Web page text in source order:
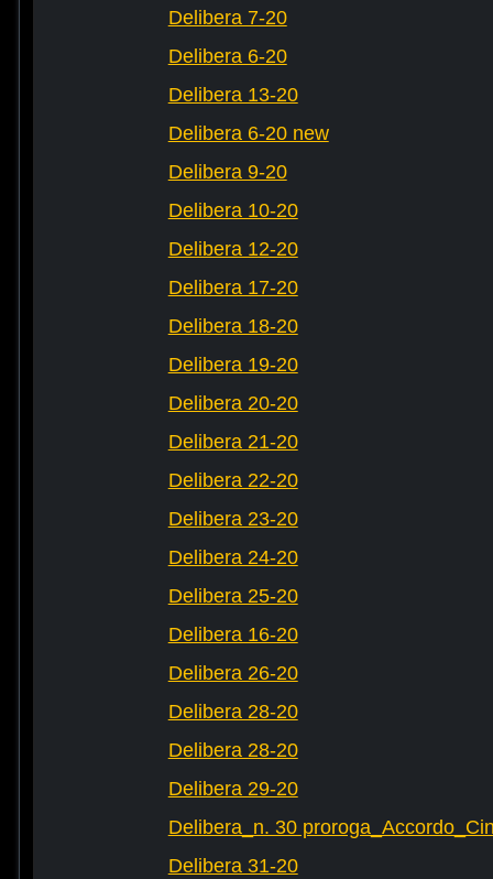
Delibera 7-20
Delibera 6-20
Delibera 13-20
Delibera 6-20 new
Delibera 9-20
Delibera 10-20
Delibera 12-20
Delibera 17-20
Delibera 18-20
Delibera 19-20
Delibera 20-20
Delibera 21-20
Delibera 22-20
Delibera 23-20
Delibera 24-20
Delibera 25-20
Delibera 16-20
Delibera 26-20
Delibera 28-20
Delibera 28-20
Delibera 29-20
Delibera_n. 30
Delibera 31-20